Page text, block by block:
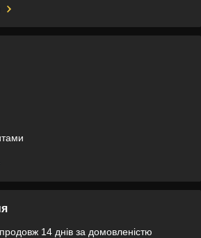
14 днів за домовленістю